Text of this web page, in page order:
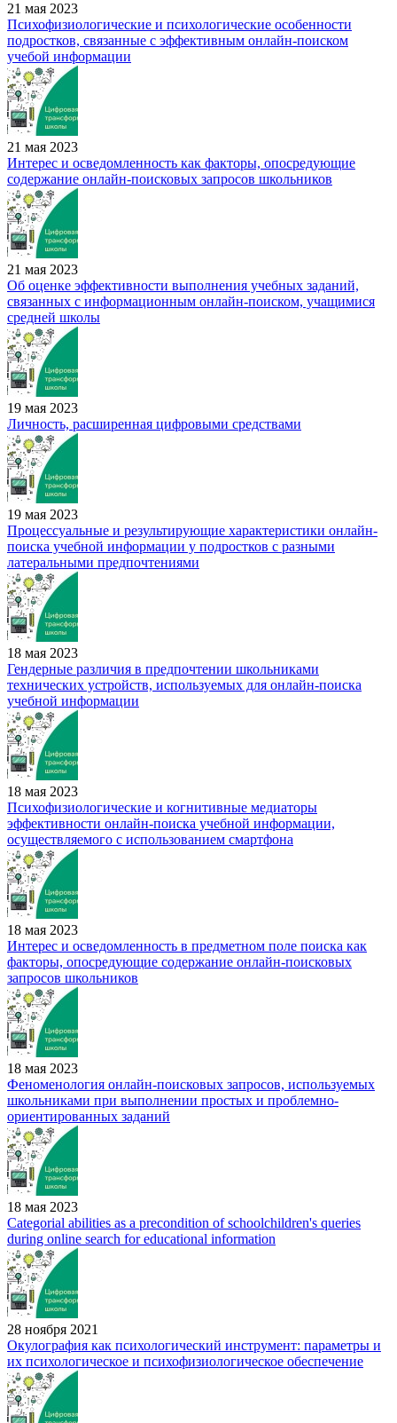
21 мая 2023
Психофизиологические и психологические особенности
подростков, связанные с эффективным онлайн-поиском
учебой информации
21 мая 2023
Интерес и осведомленность как факторы, опосредующие
содержание онлайн-поисковых запросов школьников
21 мая 2023
Об оценке эффективности выполнения учебных заданий,
связанных с информационным онлайн-поиском, учащимися
средней школы
19 мая 2023
Личность, расширенная цифровыми средствами
19 мая 2023
Процессуальные и результирующие характеристики онлайн-
поиска учебной информации у подростков с разными
латеральными предпочтениями
18 мая 2023
Гендерные различия в предпочтении школьниками
технических устройств, используемых для онлайн-поиска
учебной информации
18 мая 2023
Психофизиологические и когнитивные медиаторы
эффективности онлайн-поиска учебной информации,
осуществляемого с использованием смартфона
18 мая 2023
Интерес и осведомленность в предметном поле поиска как
факторы, опосредующие содержание онлайн-поисковых
запросов школьников
18 мая 2023
Феноменология онлайн-поисковых запросов, используемых
школьниками при выполнении простых и проблемно-
ориентированных заданий
18 мая 2023
Categorial abilities as a precondition of schoolchildren's queries
during online search for educational information
28 ноября 2021
Окулография как психологический инструмент: параметры и
их психологическое и психофизиологическое обеспечение